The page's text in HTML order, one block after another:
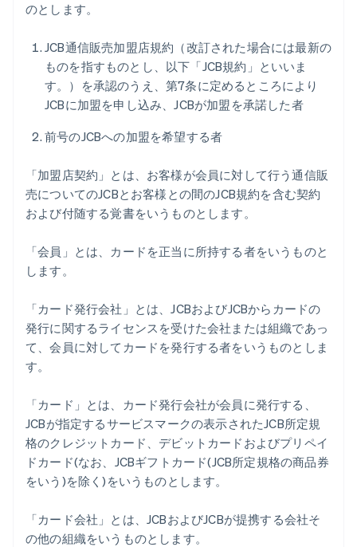
のとします。
JCB通信販売加盟店規約（改訂された場合には最新の
ものを指すものとし、以下「JCB規約」といいま
す。）を承認のうえ、第7条に定めるところにより
JCBに加盟を申し込み、JCBが加盟を承諾した者
前号のJCBへの加盟を希望する者
「加盟店契約」とは、お客様が会員に対して行う通信販
売についてのJCBとお客様との間のJCB規約を含む契約
および付随する覚書をいうものとします。
「会員」とは、カードを正当に所持する者をいうものと
します。
「カード発行会社」とは、JCBおよびJCBからカードの
発行に関するライセンスを受けた会社または組織であっ
て、会員に対してカードを発行する者をいうものとしま
す。
「カード」とは、カード発行会社が会員に発行する、
JCBが指定するサービスマークの表示されたJCB所定規
格のクレジットカード、デビットカードおよびプリペイ
ドカード(なお、JCBギフトカード(JCB所定規格の商品券
をいう)を除く)をいうものとします。
「カード会社」とは、JCBおよびJCBが提携する会社そ
の他の組織をいうものとします。